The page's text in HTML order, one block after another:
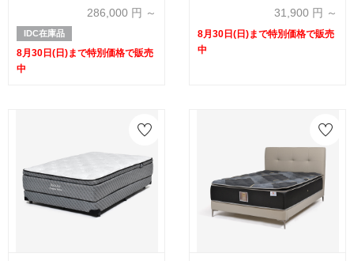
イル 全6サイズ【有明ショール
ーム30周年記念特別価格】
286,000 円 ～
IDC在庫品
8月30日(日)まで特別価格で販売
中
31,900 円 ～
8月30日(日)まで特別価格で販売
中